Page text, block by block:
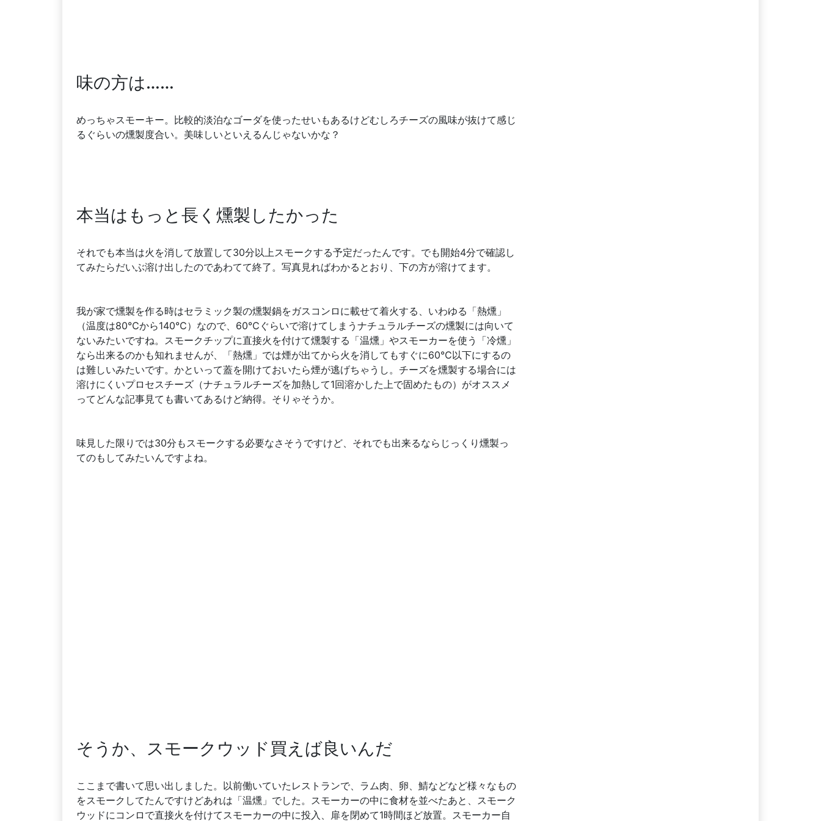
味の方は……
めっちゃスモーキー。比較的淡泊なゴーダを使ったせいもあるけどむしろチーズの風味が抜けて感じ
るぐらいの燻製度合い。美味しいといえるんじゃないかな？
本当はもっと長く燻製したかった
それでも本当は火を消して放置して30分以上スモークする予定だったんです。でも開始4分で確認し
てみたらだいぶ溶け出したのであわてて終了。写真見ればわかるとおり、下の方が溶けてます。
我が家で燻製を作る時はセラミック製の燻製鍋をガスコンロに載せて着火する、いわゆる「熱燻」
（温度は80℃から140℃）なので、60℃ぐらいで溶けてしまうナチュラルチーズの燻製には向いて
ないみたいですね。スモークチップに直接火を付けて燻製する「温燻」やスモーカーを使う「冷燻」
なら出来るのかも知れませんが、「熱燻」では煙が出てから火を消してもすぐに60℃以下にするの
は難しいみたいです。かといって蓋を開けておいたら煙が逃げちゃうし。チーズを燻製する場合には
溶けにくいプロセスチーズ（ナチュラルチーズを加熱して1回溶かした上で固めたもの）がオススメ
ってどんな記事見ても書いてあるけど納得。そりゃそうか。
味見した限りでは30分もスモークする必要なさそうですけど、それでも出来るならじっくり燻製っ
てのもしてみたいんですよね。
そうか、スモークウッド買えば良いんだ
ここまで書いて思い出しました。以前働いていたレストランで、ラム肉、卵、鯖などなど様々なもの
をスモークしてたんですけどあれは「温燻」でした。スモーカーの中に食材を並べたあと、スモーク
ウッドにコンロで直接火を付けてスモーカーの中に投入、扉を閉めて1時間ほど放置。スモーカー自